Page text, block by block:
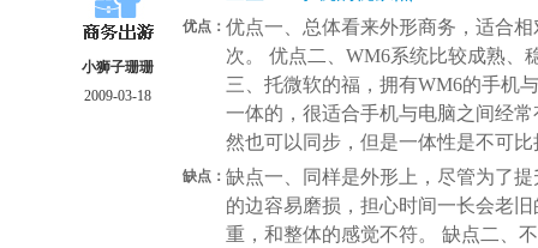
小狮子珊珊
2009-03-18
优点： 优点一、总体看来外形商务，适合
次。 优点二、WM6系统比较成熟、
三、托微软的福，拥有WM6的手机
一体的，很适合手机与电脑之间经
然也可以同步，但是一体性是不可比
缺点： 缺点一、同样是外形上，尽管为了
的边容易磨损，担心时间一长会老
重，和整体的感觉不符。 缺点二、